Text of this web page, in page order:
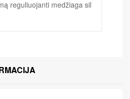
reguliuojanti medžiaga sil